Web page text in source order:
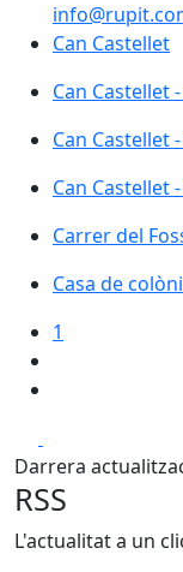
Can Castellet
Can Castellet
Can Castellet
Can Castellet
Can Castellet
Carrer del
Carrer del
Casa de
1
Darrera
RSS
L'actualitat a un